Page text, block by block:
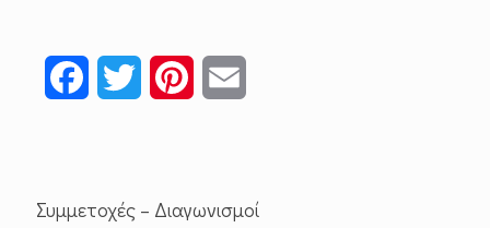
FacebookTwitter Pinterest
Συμμετοχές – Διαγωνισμοί